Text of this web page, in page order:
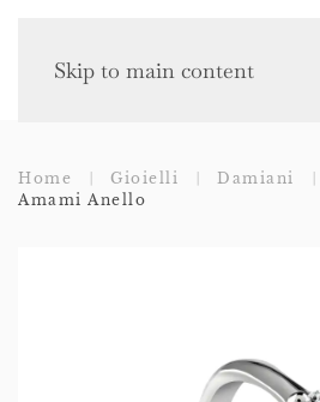
Skip to main content
Home Gioielli Damiani
Amami Anello